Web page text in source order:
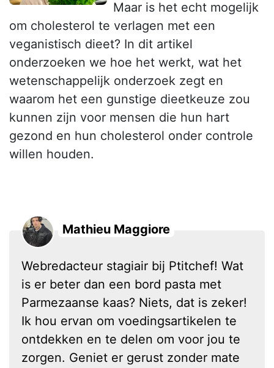
Maar is het echt mogelijk
om cholesterol te verlagen met een
veganistisch dieet? In dit artikel
onderzoeken we hoe het werkt, wat het
wetenschappelijk onderzoek zegt en
waarom het een gunstige dieetkeuze zou
kunnen zijn voor mensen die hun hart
gezond en hun cholesterol onder controle
willen houden.
Mathieu Maggiore
Webredacteur stagiair bij Ptitchef! Wat
is er beter dan een bord pasta met
Parmezaanse kaas? Niets, dat is zeker!
Ik hou ervan om voedingsartikelen te
ontdekken en te delen om voor jou te
zorgen. Geniet er gerust zonder mate